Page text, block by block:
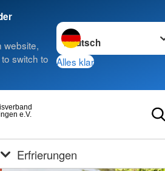
website,
switch to
Sprache wechseln zu
Alles klar
e.V.
Erfrierungen